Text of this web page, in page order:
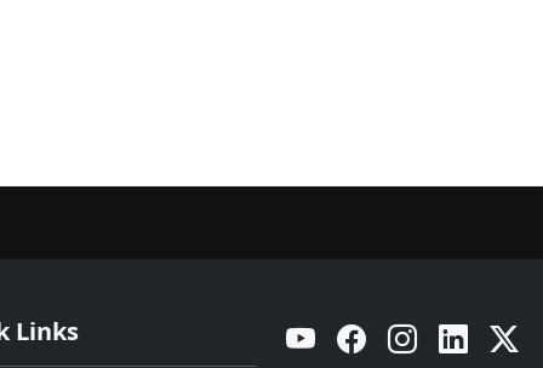
Links YouTube Facebook Instagram Linkedin